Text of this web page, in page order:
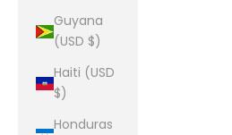
Guyana
(USD $)
Haiti (USD
$)
Honduras